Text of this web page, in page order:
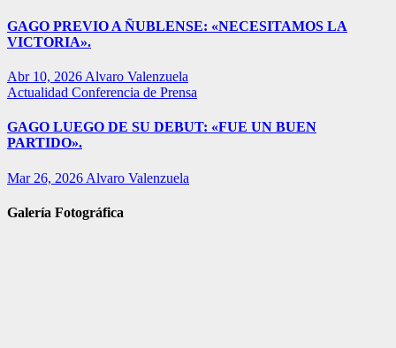
GAGO PREVIO A ÑUBLENSE: «NECESITAMOS LA
VICTORIA».
Abr 10, 2026 Alvaro Valenzuela
Actualidad Conferencia de Prensa
GAGO LUEGO DE SU DEBUT: «FUE UN BUEN
PARTIDO».
Mar 26, 2026 Alvaro Valenzuela
Galería Fotográfica